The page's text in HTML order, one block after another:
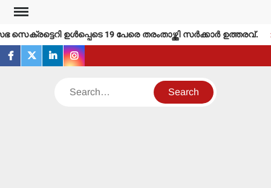
Skip
content
ഉള്‍പ്പെടെ 19 പേരെ തരംതാഴ്ത്തി സര്‍ക്കാര്‍ ഉത്തരവ്.
facebook
twitterlinkedininstagram
Search